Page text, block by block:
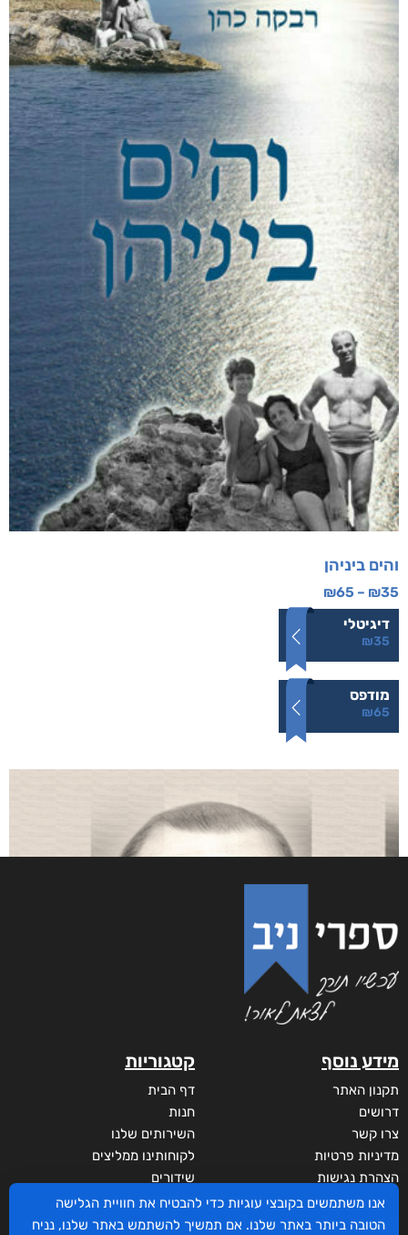
והים ביניהן
₪35
–
₪65
דיגיטלי
₪35
מודפס
₪65
מידע נוסף
תקנון האתר
דרושים
צרו קשר
מדיניות פרטיות
הצהרת נגישות
לקוחות
קטגוריות
דף הבית
חנות
השירותים שלנו
לקוחותינו ממליצים
שידורים
מי אנחנו?
אנו משתמשים בקובצי עוגיות כדי להבטיח את חוויית הגלישה
הטובה ביותר באתר שלנו. אם תמשיך להשתמש באתר שלנו, נניח